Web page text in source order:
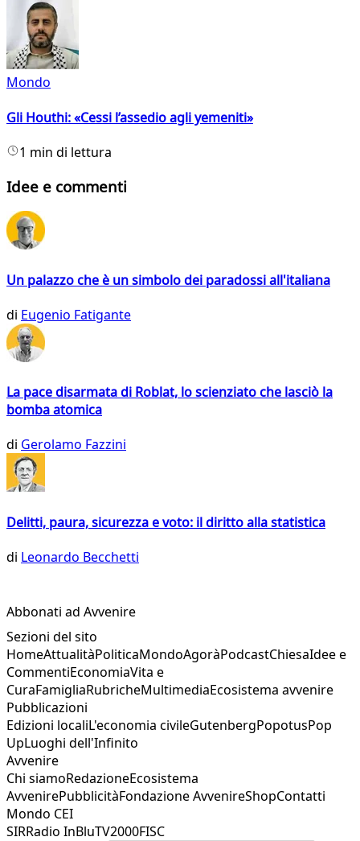
Mondo
Gli Houthi: «Cessi l’assedio agli yemeniti»
1 min di lettura
Idee e commenti
Un palazzo che è un simbolo dei paradossi all'italiana
di Eugenio Fatigante
La pace disarmata di Roblat, lo scienziato che lasciò la
bomba atomica
di Gerolamo Fazzini
Delitti, paura, sicurezza e voto: il diritto alla statistica
di Leonardo Becchetti
Abbonati ad Avvenire
Sezioni del sito
HomeAttualitàPoliticaMondoAgoràPodcastChiesaIdee e
CommentiEconomiaVita e
CuraFamigliaRubricheMultimediaEcosistema avvenire
Pubblicazioni
Edizioni localiL'economia civileGutenbergPopotusPop
UpLuoghi dell'Infinito
Avvenire
Chi siamoRedazioneEcosistema
AvvenirePubblicitàFondazione AvvenireShopContatti
Mondo CEI
SIRRadio InBluTV2000FISC